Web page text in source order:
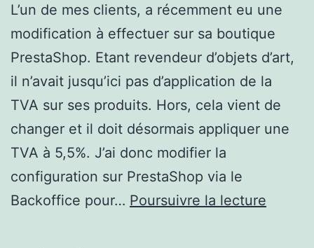
L’un de mes clients, a récemment eu une
modification à effectuer sur sa boutique
PrestaShop. Etant revendeur d’objets d’art,
il n’avait jusqu’ici pas d’application de la
TVA sur ses produits. Hors, cela vient de
changer et il doit désormais appliquer une
TVA à 5,5%. J’ai donc modifier la
configuration sur PrestaShop via le
Backoffice pour… Poursuivre la lecture